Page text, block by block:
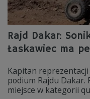
Rajd Dakar:
Łaskawiec ma
Kapitan reprezentacji
podium Rajdu Dakar.
miejsce w kategorii